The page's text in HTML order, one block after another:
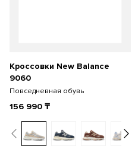
Кроссовки New Balance
9060
Повседневная обувь
156 990 ₸